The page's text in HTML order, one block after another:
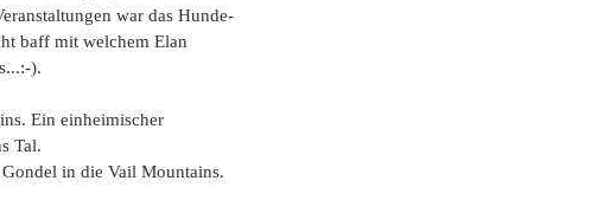
war das Hunde-
baff mit welchem Elan
).
Ein einheimischer
Tal.
in die Vail Mountains.